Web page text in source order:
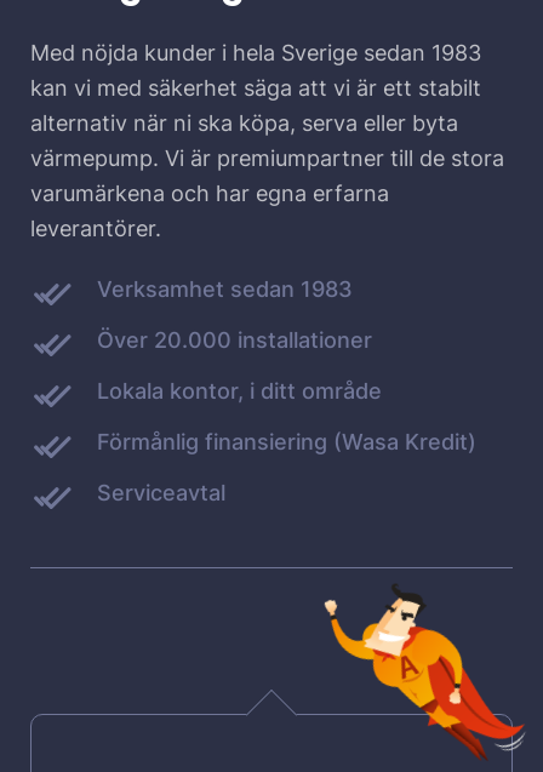
Med nöjda kunder i hela Sverige sedan 1983
kan vi med säkerhet säga att vi är ett stabilt
alternativ när ni ska köpa, serva eller byta
värmepump. Vi är premiumpartner till de stora
varumärkena och har egna erfarna
leverantörer.
Verksamhet sedan 1983
Över 20.000 installationer
Lokala kontor, i ditt område
Förmånlig finansiering (Wasa Kredit)
Serviceavtal